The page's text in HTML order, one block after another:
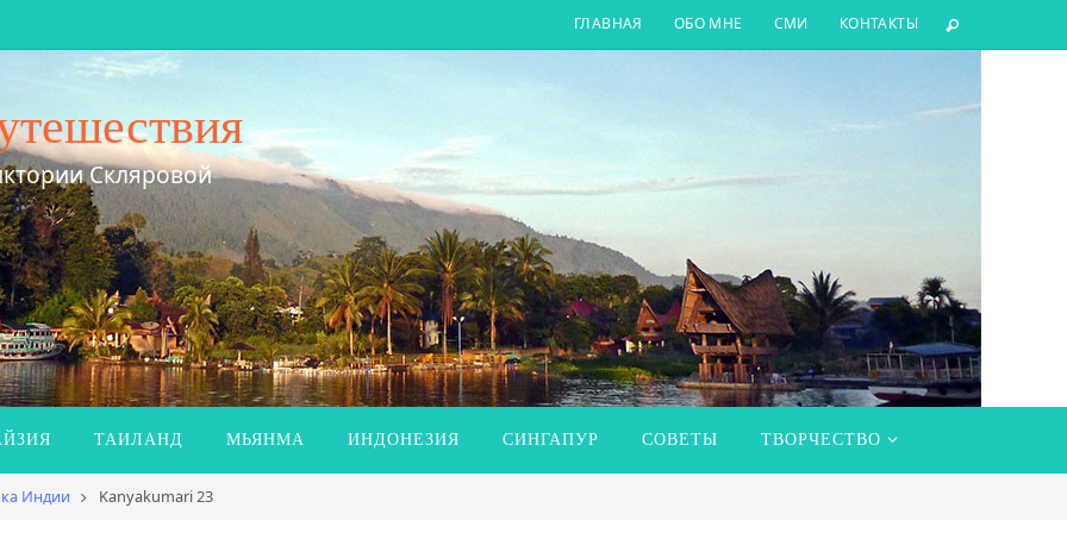
ГЛАВНАЯ ОБО МНЕ СМИ КОНТАКТЫ
Скляровой
ТАИЛАНД МЬЯНМА ИНДОНЕЗИЯ СИНГАПУР СОВЕТЫ ТВОРЧЕСТВО
Индии Kanyakumari 23